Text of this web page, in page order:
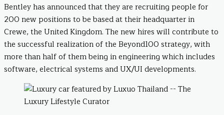
Bentley has announced that they are recruiting people for
200 new positions to be based at their headquarter in
Crewe, the United Kingdom. The new hires will contribute to
the successful realization of the Beyond100 strategy, with
more than half of them being in engineering which includes
software, electrical systems and UX/UI developments.